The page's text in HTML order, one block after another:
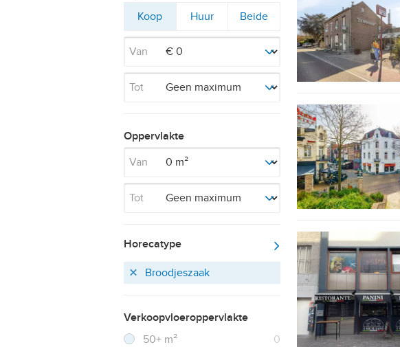
Filter
op
Koop
Filter
Huur
Filter
Beide
Van
Tot
Oppervlakte
Van
Tot
Horecatype
Broodjeszaak
Verkoopvloeroppervlakte
Filter verwijderen
50+ m² 0
Resultaten